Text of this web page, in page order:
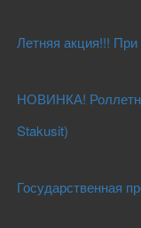
Летняя акция!!! При
НОВИНКА!
Stakusit)
Государственная